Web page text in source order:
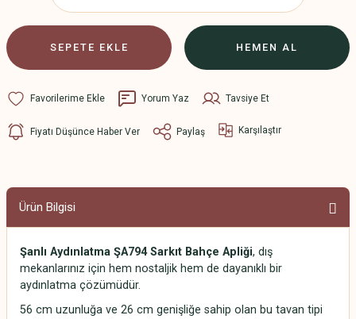
SEPETE EKLE HEMEN AL
Yorum Yaz Tavsiye Et
Fiyatı Düşünce Haber Ver Paylaş Karşılaştır
Ürün Bilgisi
Şanlı Aydınlatma ŞA794 Sarkıt Bahçe Apliği, dış
mekanlarınız için hem nostaljik hem de dayanıklı bir
aydınlatma çözümüdür.
56 cm uzunluğa ve 26 cm genişliğe sahip olan bu tavan tipi